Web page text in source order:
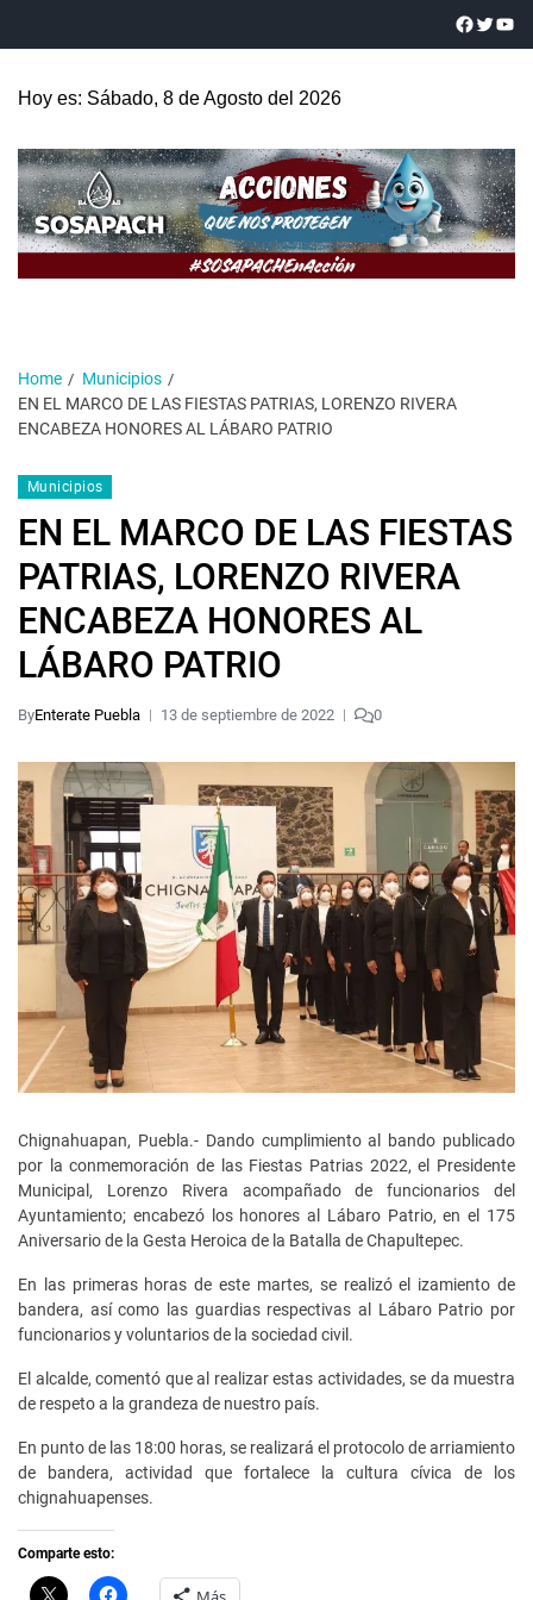
Hoy es: Sábado, 8 de Agosto del 2026
Home
Municipios
EN EL MARCO DE LAS FIESTAS PATRIAS, LORENZO RIVERA
ENCABEZA HONORES AL LÁBARO PATRIO
Municipios
EN EL MARCO DE LAS FIESTAS
PATRIAS, LORENZO RIVERA
ENCABEZA HONORES AL
LÁBARO PATRIO
ByEnterate Puebla 13 de septiembre de 2022 0
Chignahuapan, Puebla.- Dando cumplimiento al bando publicado
por la conmemoración de las Fiestas Patrias 2022, el Presidente
Municipal, Lorenzo Rivera acompañado de funcionarios del
Ayuntamiento; encabezó los honores al Lábaro Patrio, en el 175
Aniversario de la Gesta Heroica de la Batalla de Chapultepec.
En las primeras horas de este martes, se realizó el izamiento de
bandera, así como las guardias respectivas al Lábaro Patrio por
funcionarios y voluntarios de la sociedad civil.
El alcalde, comentó que al realizar estas actividades, se da muestra
de respeto a la grandeza de nuestro país.
En punto de las 18:00 horas, se realizará el protocolo de arriamiento
de bandera, actividad que fortalece la cultura cívica de los
chignahuapenses.
Comparte esto:
C H